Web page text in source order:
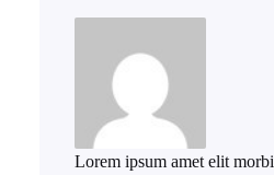
Lorem ipsum amet elit